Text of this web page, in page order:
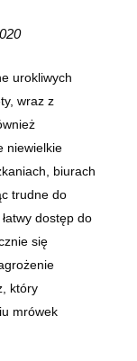
urokliwych
wraz z
niewielkie
biurach
trudne do
dostęp do
się
który
mrówek